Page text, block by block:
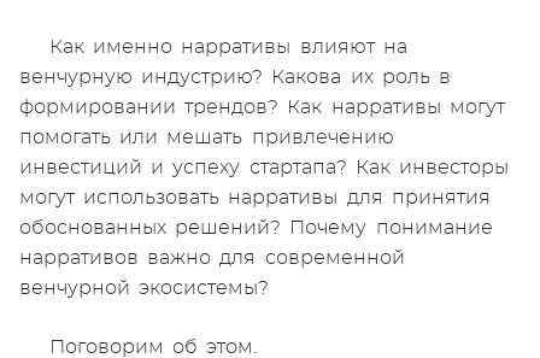
Как именно нарративы влияют на
венчурную индустрию? Какова их роль в
формировании трендов? Как нарративы могут
помогать или мешать привлечению
инвестиций и успеху стартапа? Как инвесторы
могут использовать нарративы для принятия
обоснованных решений? Почему понимание
нарративов важно для современной
венчурной экосистемы?
Поговорим об этом.